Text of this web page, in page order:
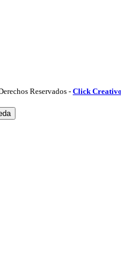
Reservados - Click